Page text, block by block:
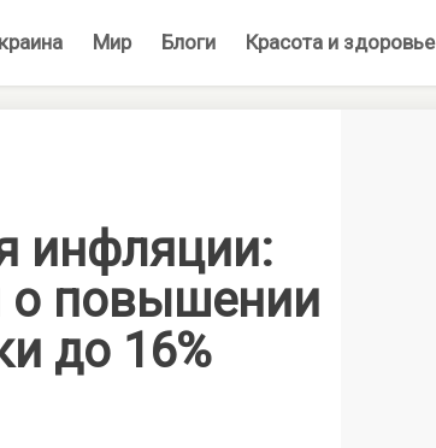
Мир Блоги Красота и здоровье
инфляции:
о повышении
до 16%